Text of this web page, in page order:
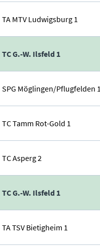
TA MTV Ludwigsburg 1
TC G.-W. Ilsfeld 1
SPG Möglingen/Pflugfelden 1
TC Tamm Rot-Gold 1
TC Asperg 2
TC G.-W. Ilsfeld 1
TA TSV Bietigheim 1